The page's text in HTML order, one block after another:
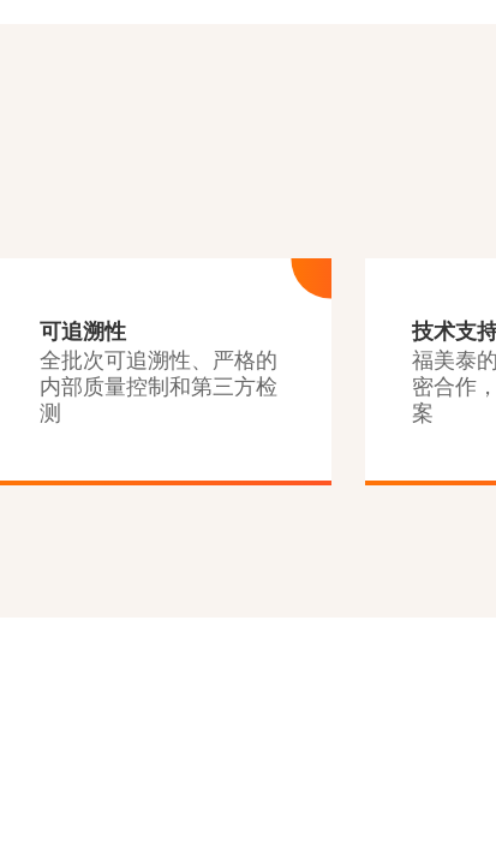
可追溯性
全批次可追溯性、严格的
内部质量控制和第三方检
测
技术支
福美泰
密合作
案